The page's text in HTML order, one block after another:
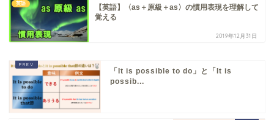
英語
【英語】〈as＋原級＋as〉の慣用表現を理解して
覚える
2019年12月31日
「It is possible to do」と「It is
possib...